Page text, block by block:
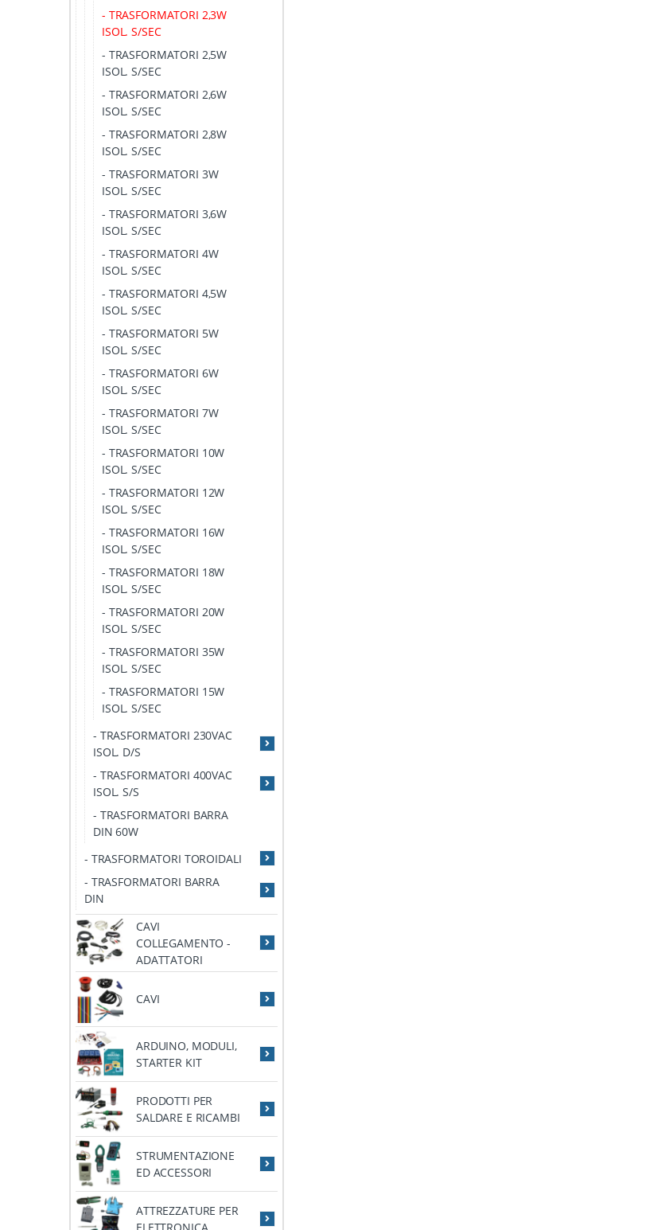
- TRASFORMATORI 2,3W
ISOL. S/SEC
- TRASFORMATORI 2,5W
ISOL. S/SEC
- TRASFORMATORI 2,6W
ISOL. S/SEC
- TRASFORMATORI 2,8W
ISOL. S/SEC
- TRASFORMATORI 3W
ISOL. S/SEC
- TRASFORMATORI 3,6W
ISOL. S/SEC
- TRASFORMATORI 4W
ISOL. S/SEC
- TRASFORMATORI 4,5W
ISOL. S/SEC
- TRASFORMATORI 5W
ISOL. S/SEC
- TRASFORMATORI 6W
ISOL. S/SEC
- TRASFORMATORI 7W
ISOL. S/SEC
- TRASFORMATORI 10W
ISOL. S/SEC
- TRASFORMATORI 12W
ISOL. S/SEC
- TRASFORMATORI 16W
ISOL. S/SEC
- TRASFORMATORI 18W
ISOL. S/SEC
- TRASFORMATORI 20W
ISOL. S/SEC
- TRASFORMATORI 35W
ISOL. S/SEC
- TRASFORMATORI 15W
ISOL. S/SEC
- TRASFORMATORI 230VAC
ISOL. D/S
- TRASFORMATORI 400VAC
ISOL. S/S
- TRASFORMATORI BARRA
DIN 60W
- TRASFORMATORI TOROIDALI
- TRASFORMATORI BARRA
DIN
CAVI
COLLEGAMENTO -
ADATTATORI
CAVI
ARDUINO, MODULI,
STARTER KIT
PRODOTTI PER
SALDARE E RICAMBI
STRUMENTAZIONE
ED ACCESSORI
ATTREZZATURE PER
ELETTRONICA